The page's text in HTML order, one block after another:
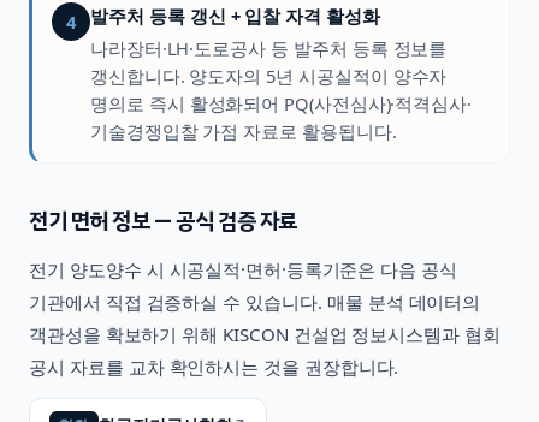
4
발주처 등록 갱신 + 입찰 자격 활성화
나라장터·LH·도로공사 등 발주처 등록 정보를
갱신합니다. 양도자의 5년 시공실적이 양수자
명의로 즉시 활성화되어 PQ(사전심사)·적격심사·
기술경쟁입찰 가점 자료로 활용됩니다.
전기면허 정보 — 공식 검증 자료
전기 양도양수 시 시공실적·면허·등록기준은 다음 공식
기관에서 직접 검증하실 수 있습니다. 매물 분석 데이터의
객관성을 확보하기 위해 KISCON 건설업 정보시스템과 협회
공시 자료를 교차 확인하시는 것을 권장합니다.